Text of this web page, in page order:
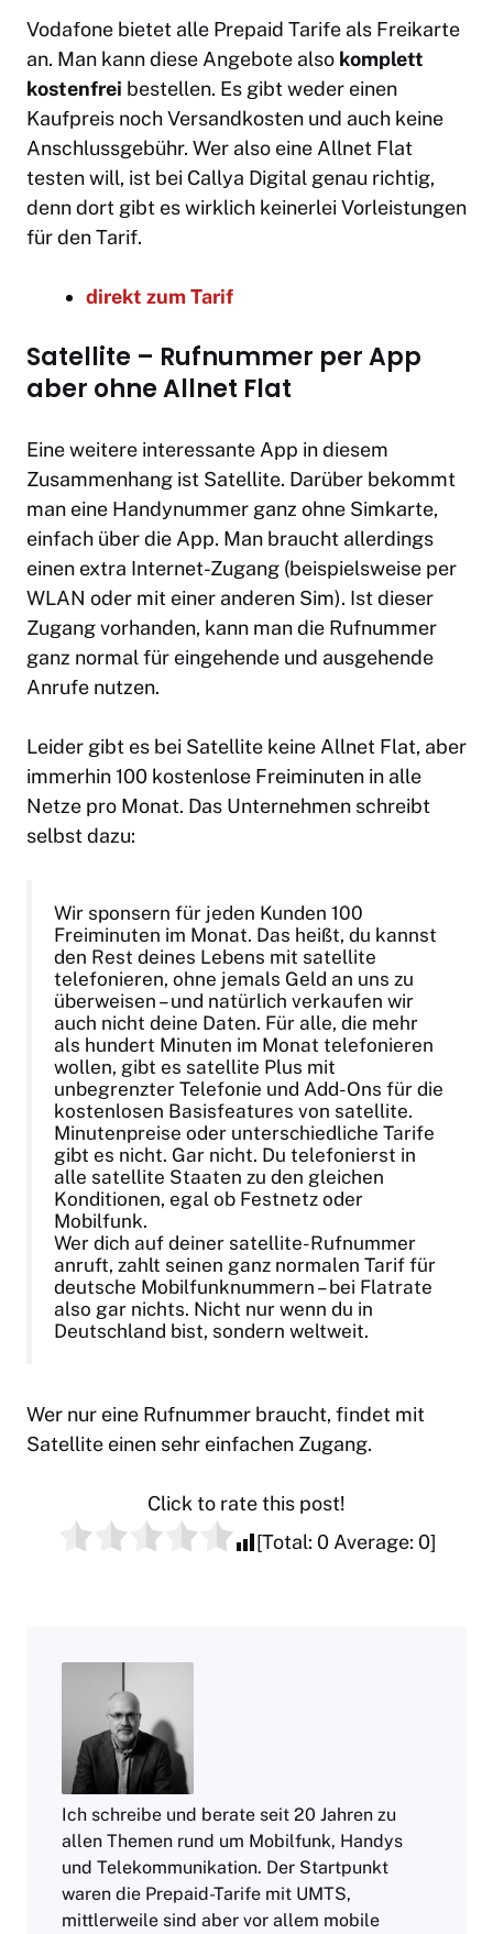
Vodafone bietet alle Prepaid Tarife als Freikarte
an. Man kann diese Angebote also komplett
kostenfrei bestellen. Es gibt weder einen
Kaufpreis noch Versandkosten und auch keine
Anschlussgebühr. Wer also eine Allnet Flat
testen will, ist bei Callya Digital genau richtig,
denn dort gibt es wirklich keinerlei Vorleistungen
für den Tarif.
direkt zum Tarif
Satellite – Rufnummer per App
aber ohne Allnet Flat
Eine weitere interessante App in diesem
Zusammenhang ist Satellite. Darüber bekommt
man eine Handynummer ganz ohne Simkarte,
einfach über die App. Man braucht allerdings
einen extra Internet-Zugang (beispielsweise per
WLAN oder mit einer anderen Sim). Ist dieser
Zugang vorhanden, kann man die Rufnummer
ganz normal für eingehende und ausgehende
Anrufe nutzen.
Leider gibt es bei Satellite keine Allnet Flat, aber
immerhin 100 kostenlose Freiminuten in alle
Netze pro Monat. Das Unternehmen schreibt
selbst dazu:
Wir sponsern für jeden Kunden 100
Freiminuten im Monat. Das heißt, du kannst
den Rest deines Lebens mit satellite
telefonieren, ohne jemals Geld an uns zu
überweisen – und natürlich verkaufen wir
auch nicht deine Daten. Für alle, die mehr
als hundert Minuten im Monat telefonieren
wollen, gibt es satellite Plus mit
unbegrenzter Telefonie und Add-Ons für die
kostenlosen Basisfeatures von satellite.
Minutenpreise oder unterschiedliche Tarife
gibt es nicht. Gar nicht. Du telefonierst in
alle satellite Staaten zu den gleichen
Konditionen, egal ob Festnetz oder
Mobilfunk.
Wer dich auf deiner satellite-Rufnummer
anruft, zahlt seinen ganz normalen Tarif für
deutsche Mobilfunknummern – bei Flatrate
also gar nichts. Nicht nur wenn du in
Deutschland bist, sondern weltweit.
Wer nur eine Rufnummer braucht, findet mit
Satellite einen sehr einfachen Zugang.
Click to rate this post!
[Total: 0Average: 0]
Ich schreibe und berate seit 20 Jahren zu
allen Themen rund um Mobilfunk, Handys
und Telekommunikation. Der Startpunkt
waren die Prepaid-Tarife mit UMTS,
mittlerweile sind aber vor allem mobile